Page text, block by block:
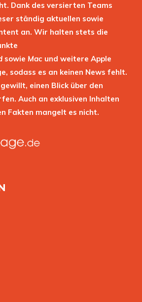
Dank des versierten Teams
ständig aktuellen sowie
an. Wir halten stets die
sowie Mac und weitere Apple
sodass es an keinen News fehlt.
einen Blick über den
Auch an exklusiven Inhalten
Fakten mangelt es nicht.